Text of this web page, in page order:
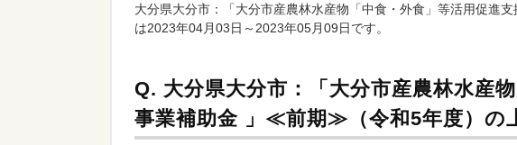
大分県大分市：「大分市産農林水産物「中食・外食」等活用促進
は2023年04月03日～2023年05月09日です。
Q. 大分県大分市：「大分市産農林水産
事業補助金 」≪前期≫（令和5年度）の